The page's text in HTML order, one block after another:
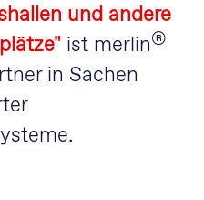
und andere
ist merlin®
in Sachen